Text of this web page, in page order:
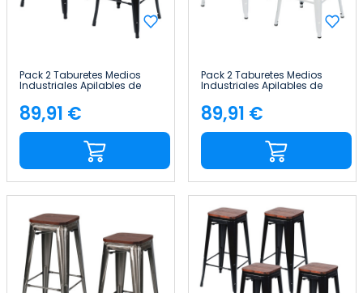
Pack 2 Taburetes Medios
Industriales Apilables de
Acero y Madera
43x43x76cm Thinia Home
Precio
89,91 €
Pack 2 Taburetes Medios
Industriales Apilables de
Acero y Madera
43x43x76cm Thinia Home
Precio
89,91 €